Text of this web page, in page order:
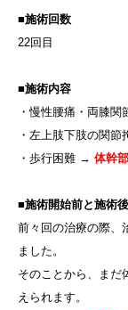
■施術回数
22回目
■施術内容
・慢性腰痛・両膝
・左上肢下肢の関
・歩行困難 → 体幹
■施術開始前と施術
前々回の治療の際、
ました。
そのことから、まだ
えられます。